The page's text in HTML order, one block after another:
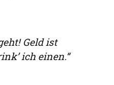
Geld ist
ich einen.“